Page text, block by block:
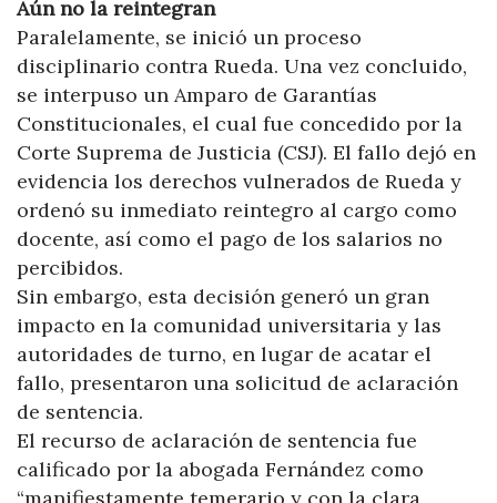
Aún no la reintegran
Paralelamente, se inició un proceso
disciplinario contra Rueda. Una vez concluido,
se interpuso un Amparo de Garantías
Constitucionales, el cual fue concedido por la
Corte Suprema de Justicia (CSJ). El fallo dejó en
evidencia los derechos vulnerados de Rueda y
ordenó su inmediato reintegro al cargo como
docente, así como el pago de los salarios no
percibidos.
Sin embargo, esta decisión generó un gran
impacto en la comunidad universitaria y las
autoridades de turno, en lugar de acatar el
fallo, presentaron una solicitud de aclaración
de sentencia.
El recurso de aclaración de sentencia fue
calificado por la abogada Fernández como
“manifiestamente temerario y con la clara